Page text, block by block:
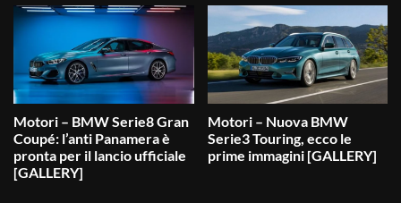
Motori – BMW Serie8 Gran
Coupé: l’anti Panamera è
pronta per il lancio ufficiale
[GALLERY]
Motori – Nuova BMW
Serie3 Touring, ecco le
prime immagini [GALLERY]